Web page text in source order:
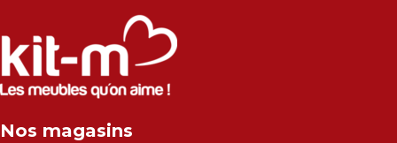
Salon angle - Salon convertible - Salon relax - Canapé -
Canapé lit - Cuisine sur-mesure - Fauteuil - Armoire - Table
et chaise - Meuble de salle de bain - Literie - Lit - Bureau -
Électroménager - Télévision led - Réfrigérateur -
- Matelas - Hifi Hitachi, LG, Sharp, Philips, Bosh, Moulinex,
Nos magasins